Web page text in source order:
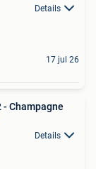
Details
17 jul 26
- Champagne
Details